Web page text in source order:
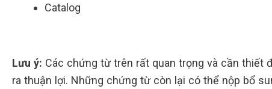
Catalog
Lưu ý: Các chứng từ trên rất quan trọng và cần thiết
ra thuận lợi. Những chứng từ còn lại có thể nộp bổ